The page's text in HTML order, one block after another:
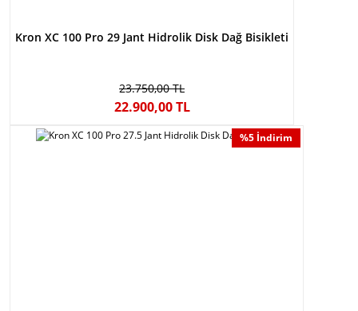
Kron XC 100 Pro 29 Jant Hidrolik Disk Dağ Bisikleti
23.750,00 TL
22.900,00 TL
%5 İndirim